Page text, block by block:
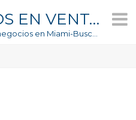
MIAMI NEGOCIOS EN VENTA